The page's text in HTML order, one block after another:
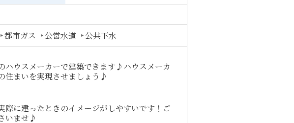
都市ガス 公営水道
公共下水
ハウスメーカーで建築できます♪ハウスメーカ
住まいを実現させましょう♪
に建ったときのイメージがしやすいです！ご
いませ♪